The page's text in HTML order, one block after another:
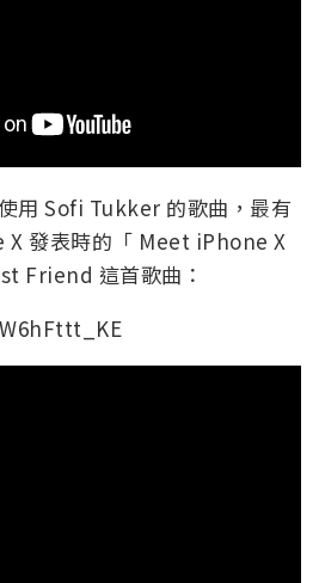
用 Sofi Tukker 的歌曲，最有
發表時的「 Meet iPhone X
Friend 這首歌曲：